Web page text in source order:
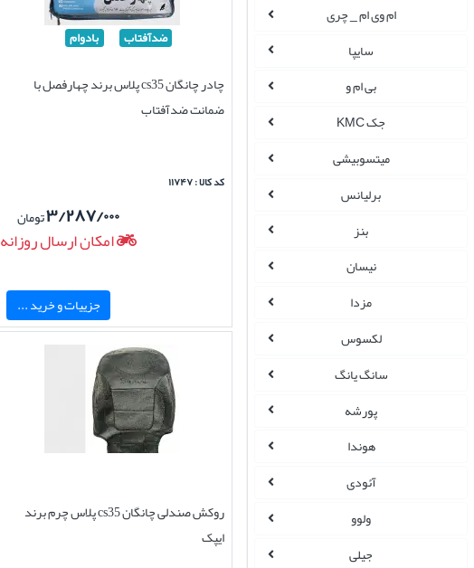
ام وی ام _ چری
سایپا
بی ام و
جک KMC
میتسوبیشی
برلیانس
بنز
نیسان
مزدا
لکسوس
سانگ یانگ
پورشه
هوندا
آئودی
ولوو
جیلی
ضدآفتاب بادوام
چادر چانگان cs35 پلاس برند چهارفصل با
ضمانت ضدآفتاب
کد کالا : ۱۱۷۴۷
۳/۲۸۷/۰۰۰تومان
امکان ارسال روزانه
جزییات و خرید ...
روکش صندلی چانگان cs35 پلاس چرم برند
ایپک